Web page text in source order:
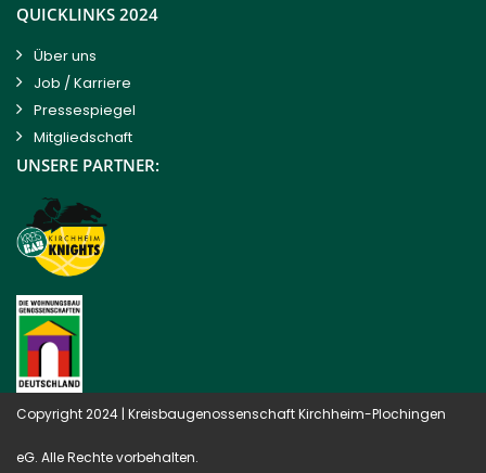
QUICKLINKS 2024
Über uns
Job / Karriere
Pressespiegel
Mitgliedschaft
UNSERE PARTNER:
Copyright 2024 | Kreisbaugenossenschaft Kirchheim-Plochingen
eG. Alle Rechte vorbehalten.